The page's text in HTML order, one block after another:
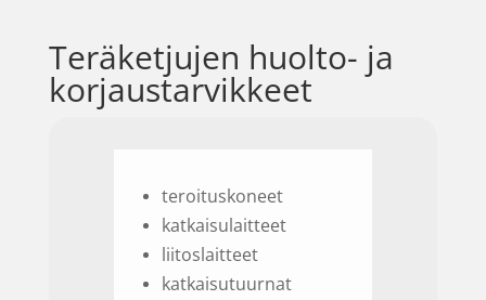
Teräketjujen huolto- ja
korjaustarvikkeet
teroituskoneet
katkaisulaitteet
liitoslaitteet
katkaisutuurnat